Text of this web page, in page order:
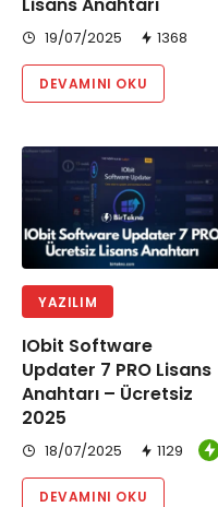
19/07/2025 1368
DEVAMINI OKU
YAZILIM
IObit Software
Updater 7 PRO Lisans
Anahtarı – Ücretsiz
2025
18/07/2025 1129
DEVAMINI OKU